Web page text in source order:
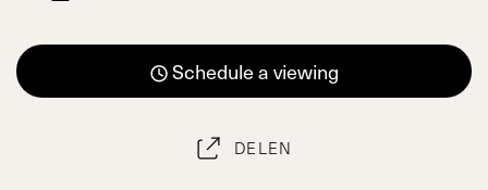
Schedule a viewing
DELEN